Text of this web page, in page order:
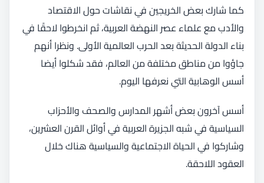
كما شارك بعض الخريجين في نقاشات حول الاقتصاد
والأدب مع علماء عصر النهضة العربية، ثم انخرطوا لاحقًا في
بناء الدولة الحديثة بعد الحرب العالمية الأولى. ونظرا أنهم
جاؤوا من مناطق مختلفة من العالم، فقد شكلوا أيضا
أسس الوهابية التي نعرفها اليوم.
أسس آخرون بعض أشهر المدارس والصحف والأحزاب
السياسية في شبه الجزيرة العربية في أوائل القرن العشرين،
وشاركوا في الحياة الاجتماعية والسياسية هناك خلال
العقود اللاحقة.